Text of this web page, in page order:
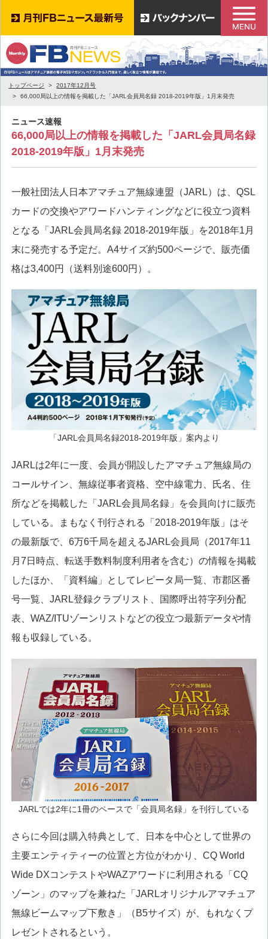
トップページ
2017年12月号
66,000局以上の情報を掲載した「JARL会員局名録 2018-2019年版」1月末発売
ニュース速報
66,000局以上の情報を掲載した「JARL会員局名録
2018-2019年版」1月末発売
一般社団法人日本アマチュア無線連盟（JARL）は、QSL
カードの交換やアワードハンティングなどに役立つ資料
となる「JARL会員局名録 2018-2019年版」を2018年1月
末に発売する予定だ。A4サイズ約500ページで、販売価
格は3,400円（送料別途600円）。
「JARL会員局名録2018-2019年版」案内より
JARLは2年に一度、会員が開設したアマチュア無線局の
コールサイン、無線従事者資格、空中線電力、氏名、住
所などを掲載した「JARL会員局名録」を会員向けに販売
している。まもなく刊行される「2018-2019年版」はそ
の最新版で、6万6千局を超えるJARL会員局（2017年11
月7日時点、転送手数料制度利用者を含む）の情報を掲載
したほか、「資料編」としてレピータ局一覧、市郡区番
号一覧、JARL登録クラブリスト、国際呼出符字列分配
表、WAZ/ITUゾーンリストなどの役立つ最新データや情
報も収録している。
JARLでは2年に1冊のペースで「会員局名録」を刊行している
さらに今回は購入特典として、日本を中心として世界の
主要エンティティーの位置と方位がわかり、CQ World
Wide DXコンテストやWAZアワードに利用される「CQ
ゾーン」のマップを兼ねた「JARLオリジナルアマチュア
無線ビームマップ下敷き」（B5サイズ）が、もれなくプ
レゼントされるという。